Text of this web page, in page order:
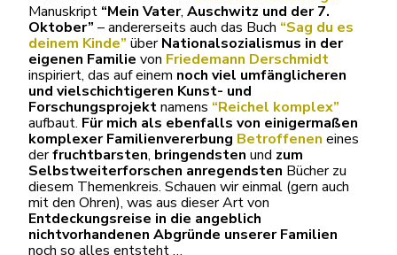
Manuskript “Mein Vater, Auschwitz und der 7.
Oktober” – andererseits auch das Buch “Sag du es
deinem Kinde” überNationalsozialismus in der
eigenen Familie von Friedemann Derschmidt
inspiriert, das auf einem noch viel umfänglicheren
und vielschichtigeren Kunst- und
Forschungsprojektnamens “Reichel komplex”
aufbaut. Für mich als ebenfalls von einigermaßen
komplexer Familienvererbung Betroffenen eines
derfruchtbarsten, bringendsten und zum
Selbstweiterforschen anregendsten Bücher zu
diesem Themenkreis. Schauen wir einmal (gern auch
mit den Ohren), was aus dieser Art von
Entdeckungsreise in die angeblich
nichtvorhandenen Abgründe unserer Familien
noch so alles entsteht …